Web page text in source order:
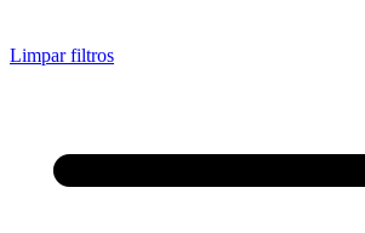
Limpar filtros